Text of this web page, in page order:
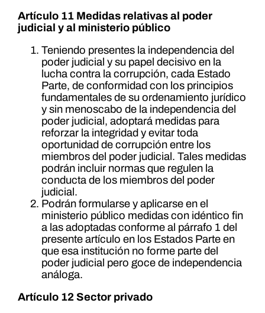
Artículo 11 Medidas relativas al poder
judicial y al ministerio público
Teniendo presentes la independencia del
poder judicial y su papel decisivo en la
lucha contra la corrupción, cada Estado
Parte, de conformidad con los principios
fundamentales de su ordenamiento jurídico
y sin menoscabo de la independencia del
poder judicial, adoptará medidas para
reforzar la integridad y evitar toda
oportunidad de corrupción entre los
miembros del poder judicial. Tales medidas
podrán incluir normas que regulen la
conducta de los miembros del poder
judicial.
Podrán formularse y aplicarse en el
ministerio público medidas con idéntico fin
a las adoptadas conforme al párrafo 1 del
presente artículo en los Estados Parte en
que esa institución no forme parte del
poder judicial pero goce de independencia
análoga.
Artículo 12 Sector privado